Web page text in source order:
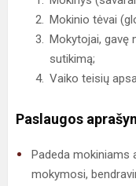
Mokinio tėvai
Mokytojai, gavę
sutikimą;
Vaiko teisių
Paslaugos
Padeda mokiniams
mokymosi,